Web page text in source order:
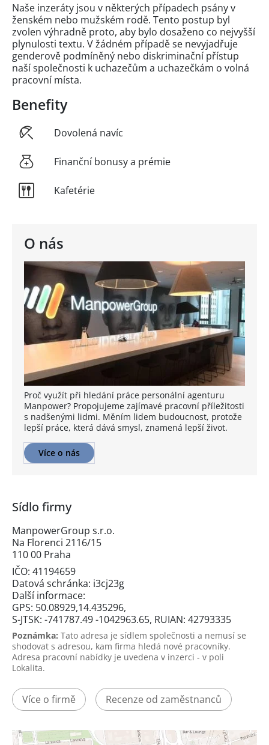
O nás
Proč využít při hledání práce personální agenturu
Manpower? Propojujeme zajímavé pracovní příležitosti
s nadšenými lidmi. Měním lidem budoucnost, protože
lepší práce, která dává smysl, znamená lepší život.
Více o nás
Naše inzeráty jsou v některých případech psány v
ženském nebo mužském rodě. Tento postup byl
zvolen výhradně proto, aby bylo dosaženo co nejvyšší
plynulosti textu. V žádném případě se nevyjadřuje
genderově podmíněný nebo diskriminační přístup
naší společnosti k uchazečům a uchazečkám o volná
pracovní místa.
Benefity
Dovolená navíc
Finanční bonusy a prémie
Kafetérie
Sídlo firmy
ManpowerGroup s.r.o.
Na Florenci 2116/15
110 00 Praha
IČO: 41194659
Datová schránka: i3cj23g
Další informace:
GPS: 50.08929,14.435296,
S-JTSK: -741787.49 -1042963.65, RUIAN: 42793335
Poznámka: Tato adresa je sídlem společnosti a nemusí se
shodovat s adresou, kam firma hledá nové pracovníky.
Adresa pracovní nabídky je uvedena v inzerci - v poli
Lokalita.
Více o firmě Recenze od zaměstnanců